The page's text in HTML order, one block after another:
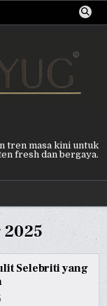
tren masa kini untuk
fresh dan bergaya.
2025
Selebriti yang